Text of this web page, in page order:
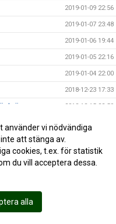
2019-01-09 22:56
2019-01-07 23:48
2019-01-06 19:44
2019-01-05 22:16
2019-01-04 22:00
2018-12-23 17:33
2018-12-15 22:59
2018-12-08 21:52
använder vi nödvändiga
att stänga av.
cookies, t.ex. för statistik
du vill acceptera dessa.
alla